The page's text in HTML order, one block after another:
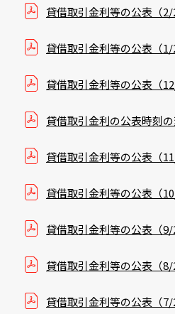
貸借取引金利等の公表（2/
貸借取引金利等の公表（1/
貸借取引金利等の公表（12/
貸借取引金利の公表時刻
貸借取引金利等の公表（11/
貸借取引金利等の公表（10/
貸借取引金利等の公表（9/
貸借取引金利等の公表（8/
貸借取引金利等の公表（7/